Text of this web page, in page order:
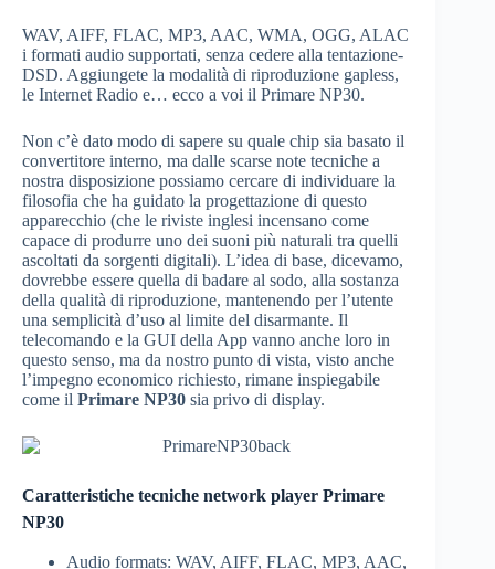
WAV, AIFF, FLAC, MP3, AAC, WMA, OGG, ALAC
i formati audio supportati, senza cedere alla tentazione-
DSD. Aggiungete la modalità di riproduzione gapless,
le Internet Radio e… ecco a voi il Primare NP30.
Non c’è dato modo di sapere su quale chip sia basato il
convertitore interno, ma dalle scarse note tecniche a
nostra disposizione possiamo cercare di individuare la
filosofia che ha guidato la progettazione di questo
apparecchio (che le riviste inglesi incensano come
capace di produrre uno dei suoni più naturali tra quelli
ascoltati da sorgenti digitali). L’idea di base, dicevamo,
dovrebbe essere quella di badare al sodo, alla sostanza
della qualità di riproduzione, mantenendo per l’utente
una semplicità d’uso al limite del disarmante. Il
telecomando e la GUI della App vanno anche loro in
questo senso, ma da nostro punto di vista, visto anche
l’impegno economico richiesto, rimane inspiegabile
come il Primare NP30 sia privo di display.
Caratteristiche tecniche network player Primare
NP30
Audio formats: WAV, AIFF, FLAC, MP3, AAC,